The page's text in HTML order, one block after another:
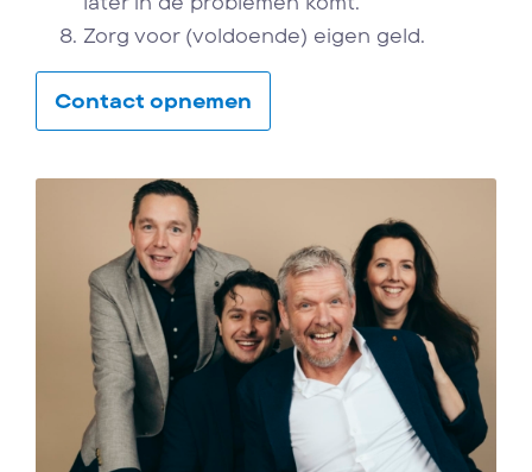
Zorg voor (voldoende) eigen geld.
Contact opnemen